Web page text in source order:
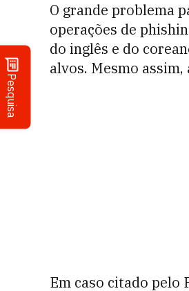
Pesquisa
O grande problema
operações de
do inglês e do
alvos. Mesmo
Em caso citado pelo